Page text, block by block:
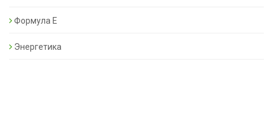
Формула Е
Энергетика